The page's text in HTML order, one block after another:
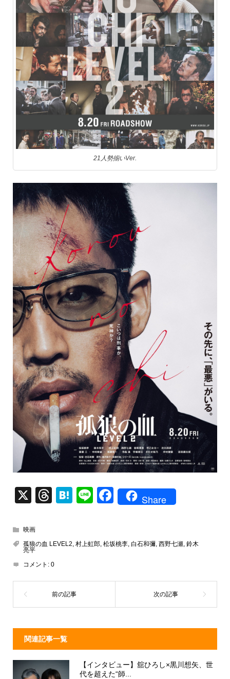
21人勢揃いVer.
X
T
a
d
s
H
n
Li
F
e
o
k
Share
映画
孤狼の血 LEVEL2, 村上虹郎, 松坂桃李, 白石和彌, 西野七瀬, 鈴木
亮平
コメント: 0
関連記事一覧
【インタビュー】舘ひろし×黒川想矢、世
代を超えた“師...